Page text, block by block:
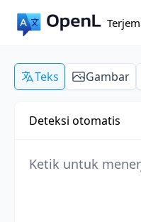
Teks Gambar
Deteksi otomatis